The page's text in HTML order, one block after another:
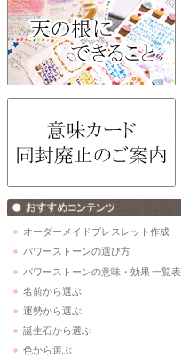
オーダーメイドブレスレット作成
パワーストーンの選び方
パワーストーンの意味・効果 一覧表
名前から選ぶ
運勢から選ぶ
誕生石から選ぶ
色から選ぶ